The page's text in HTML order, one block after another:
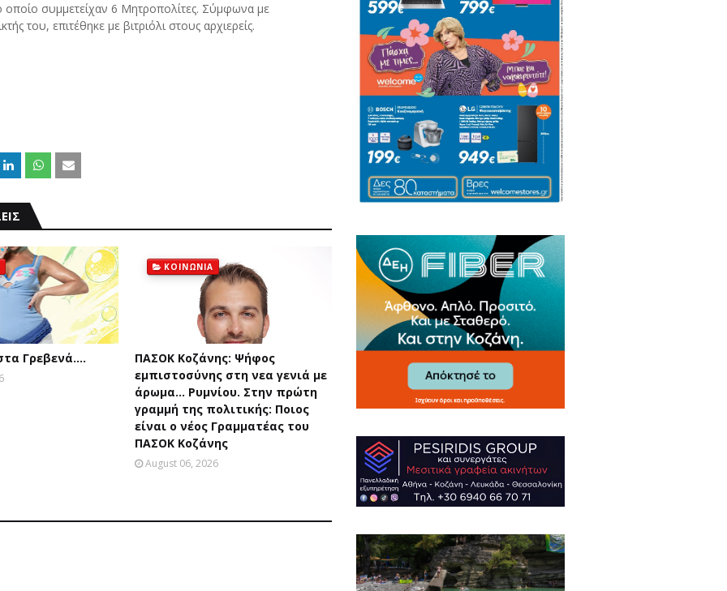
οποίο συμμετείχαν 6 Μητροπολίτες. Σύμφωνα με
του, επιτέθηκε με βιτριόλι στους αρχιερείς.
Γρεβενά….
ΚΟΙΝΩΝΙΑ
ΠΑΣΟΚ Κοζάνης: Ψήφος
εμπιστοσύνης στη νεα γενιά με
άρωμα... Ρυμνίου. Στην πρώτη
γραμμή της πολιτικής: Ποιος
είναι ο νέος Γραμματέας του
ΠΑΣΟΚ Κοζάνης
August 06, 2026